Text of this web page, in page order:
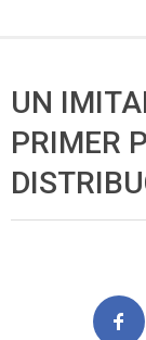
UN
PRIMER